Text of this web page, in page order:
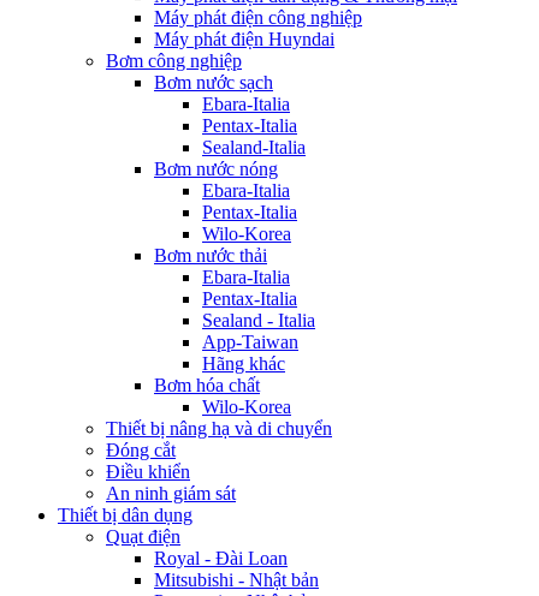
Máy phát điện công nghiệp
Máy phát điện Huyndai
Bơm công nghiệp
Bơm nước sạch
Ebara-Italia
Pentax-Italia
Sealand-Italia
Bơm nước nóng
Ebara-Italia
Pentax-Italia
Wilo-Korea
Bơm nước thải
Ebara-Italia
Pentax-Italia
Sealand - Italia
App-Taiwan
Hãng khác
Bơm hóa chất
Wilo-Korea
Thiết bị nâng hạ và di chuyển
Đóng cắt
Điều khiển
An ninh giám sát
Thiết bị dân dụng
Quạt điện
Royal - Đài Loan
Mitsubishi - Nhật bản